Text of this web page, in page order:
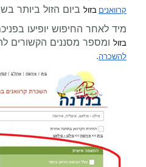
קרוואנים בזול ביום הזול ביותר
מיד לאחר החיפוש יופיעו
בזול ומספר מסננים הקשורים
להשכרה.